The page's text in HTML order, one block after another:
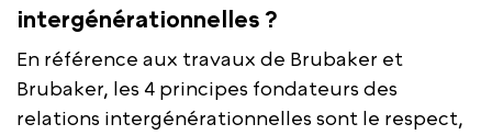
intergénérationnelles ?
En référence aux travaux de Brubaker et
Brubaker, les 4 principes fondateurs des
relations intergénérationnelles sont le respect,